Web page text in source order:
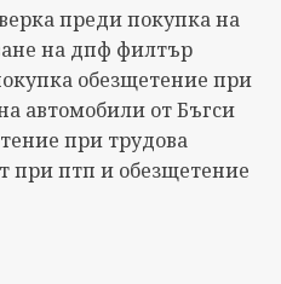
преди покупка на
на дпф филтър
обезщетение при
автомобили от Бъгси
при трудова
при птп и обезщетение